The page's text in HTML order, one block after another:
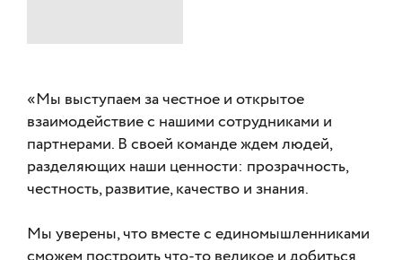
«Мы выступаем за честное и открытое
взаимодействие с нашими сотрудниками и
партнерами. В своей команде ждем людей,
разделяющих наши ценности: прозрачность,
честность, развитие, качество и знания.
Мы уверены, что вместе с единомышленниками